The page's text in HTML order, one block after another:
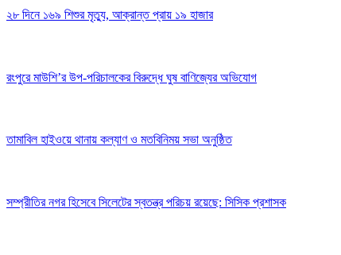
২৮ দিনে ১৬৯ শিশুর মৃত্যু, আক্রান্ত প্রায় ১৯ হাজার
রংপুরে মাউশি’র উপ-পরিচালকের বিরুদ্ধে ঘুষ বাণিজ্যের অভিযোগ
তামাবিল হাইওয়ে থানায় কল্যাণ ও মতবিনিময় সভা অনুষ্ঠিত
সম্প্রীতির নগর হিসেবে সিলেটের স্বতন্ত্র পরিচয় রয়েছে: সিসিক প্রশাসক